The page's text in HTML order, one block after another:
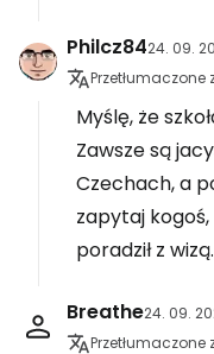
Philcz8424. 09.
Przetłumaczone
Myślę, że
Zawsze są
Czechach, a
zapytaj
poradził z wizą.
Breathe24. 09.
Przetłumaczone